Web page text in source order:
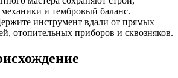
и тембровый баланс.
инструмент вдали от прямых
отопительных приборов и сквозняков.